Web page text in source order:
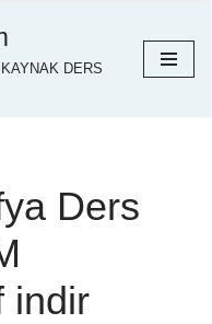
DERS
Ders
indir